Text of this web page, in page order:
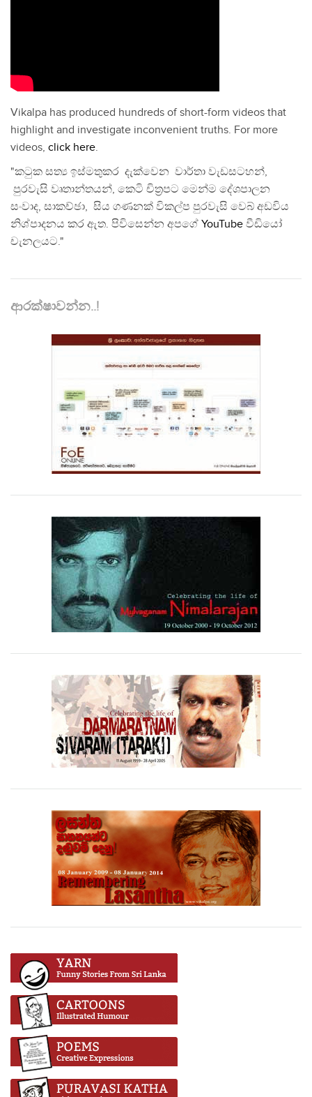
Vikalpa has produced hundreds of short-form videos that
highlight and investigate inconvenient truths. For more
videos, click here.
"කටුක සත්‍ය ඉස්මතුකර දැක්වෙන වාර්තා වැඩසටහන්,
පුරවැසි වෘතාන්තයන්, කෙටි චිත්‍රපට මෙන්ම දේශපාලන
සංවාද, සාකච්ඡා, සිය ගණනක් විකල්ප පුරවැසි වෙබ් අඩවිය
නිශ්පාදනය කර ඇත. පිවිසෙන්න අපගේ YouTube වීඩියෝ
චැනලයට."
ආරක්ෂාවන්න..!